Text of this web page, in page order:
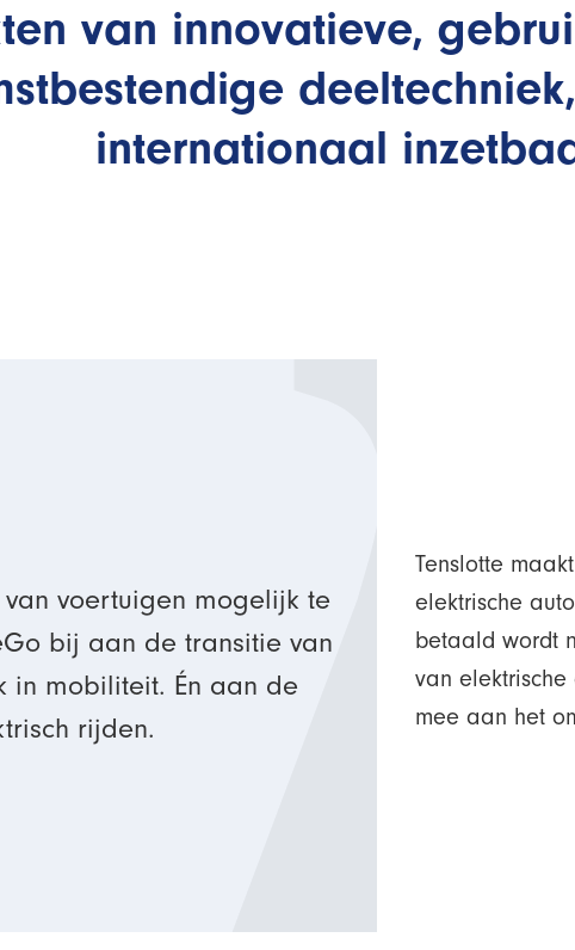
van innovatieve,
internationaal
voertuigen mogelijk te
bij aan de transitie van
in mobiliteit. Én aan de
rijden.
Tenslotte
elektrische
betaald wordt
van
mee aan het